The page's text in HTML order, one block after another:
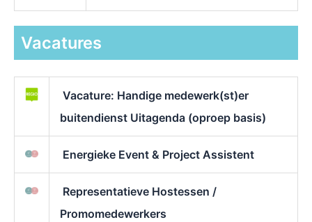
Vacatures
Vacature: Handige medewerk(st)er
buitendienst Uitagenda (oproep basis)
Energieke Event & Project Assistent
Representatieve Hostessen /
Promomedewerkers